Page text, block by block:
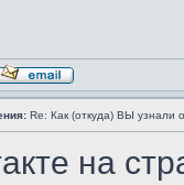
Re: Как (откуда) ВЫ узнали
на